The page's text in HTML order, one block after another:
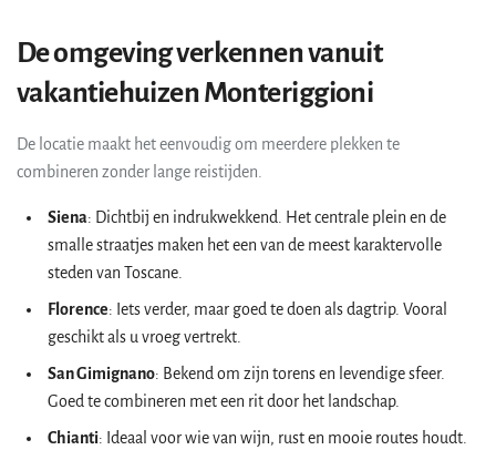
De omgeving verkennen vanuit
vakantiehuizen Monteriggioni
De locatie maakt het eenvoudig om meerdere plekken te
combineren zonder lange reistijden.
Siena: Dichtbij en indrukwekkend. Het centrale plein en de
smalle straatjes maken het een van de meest karaktervolle
steden van Toscane.
Florence: Iets verder, maar goed te doen als dagtrip. Vooral
geschikt als u vroeg vertrekt.
San Gimignano: Bekend om zijn torens en levendige sfeer.
Goed te combineren met een rit door het landschap.
Chianti: Ideaal voor wie van wijn, rust en mooie routes houdt.